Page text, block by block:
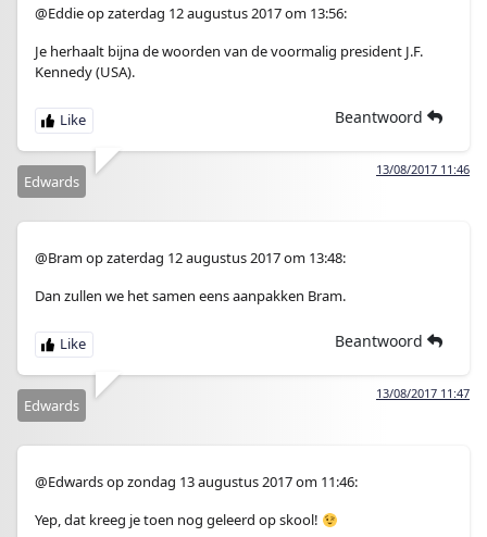
@Eddie op zaterdag 12 augustus 2017 om 13:56:
Je herhaalt bijna de woorden van de voormalig president J.F.
Kennedy (USA).
Beantwoord
13/08/2017 11:46
Edwards
@Bram op zaterdag 12 augustus 2017 om 13:48:
Dan zullen we het samen eens aanpakken Bram.
Beantwoord
13/08/2017 11:47
Edwards
@Edwards op zondag 13 augustus 2017 om 11:46:
Yep, dat kreeg je toen nog geleerd op skool!